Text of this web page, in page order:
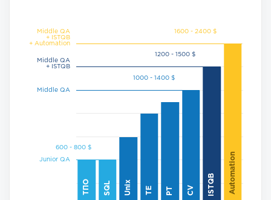
Middle QA
+ ISTQB
+ Automation
Middle QA
+ ISTQB
Middle QA
Junior QA
ТПО SQL Unix TE PT CV ISTQB Automation